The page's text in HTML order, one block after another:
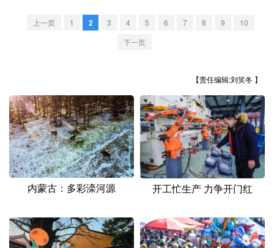
山西
辽宁 吉林 上海 江苏
浙江 安徽 福建 江西
山东 河南 湖北 湖南
广东 广西 海南 重庆
陕西 甘肃 青海 宁夏
上一页 1 2 3 4 5 6 7 8 9
10
下一页
【责任编辑:刘笑冬 】
内蒙古：多彩滦河源 开工忙生产 力争开门红